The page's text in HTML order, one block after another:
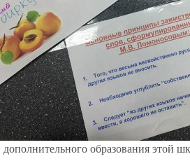
образования этой